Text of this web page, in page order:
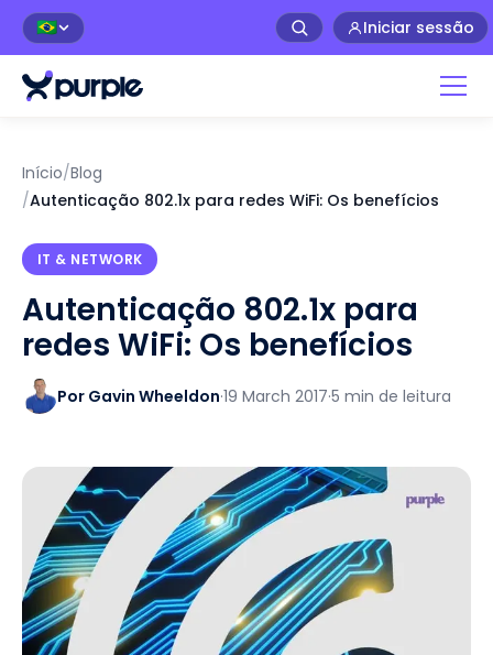
🇧🇷 Iniciar sessão
Início/Blog
/Autenticação 802.1x para redes WiFi: Os benefícios
IT & NETWORK
Autenticação 802.1x para
redes WiFi: Os benefícios
Por Gavin Wheeldon·19 March 2017·5 min de leitura